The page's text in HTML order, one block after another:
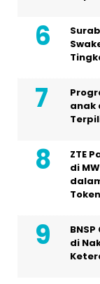
anak
ZTE
di
Token
di